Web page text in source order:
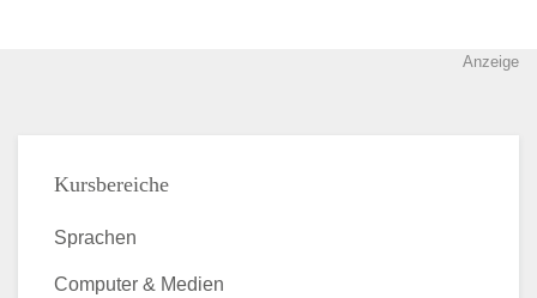
Anzeige
Kursbereiche
Sprachen
Computer & Medien